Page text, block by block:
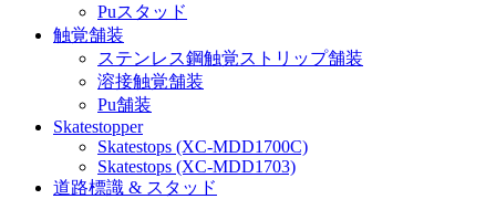
Puスタッド
触覚舗装
ステンレス鋼触覚ストリップ舗装
溶接触覚舗装
Pu舗装
Skatestopper
Skatestops (XC-MDD1700C)
Skatestops (XC-MDD1703)
道路標識 & スタッド